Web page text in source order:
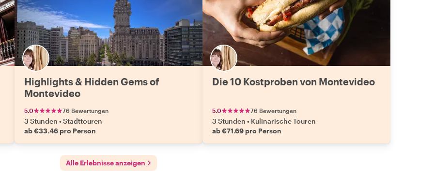
Highlights & Hidden Gems of
Montevideo
5.0 76 Bewertungen
3 Stunden •Stadttouren
ab €33.46 pro Person
Die 10 Kostproben von Montevideo
5.0 76 Bewertungen
3 Stunden • Kulinarische Touren
ab €71.69 pro Person
Alle Erlebnisse anzeigen